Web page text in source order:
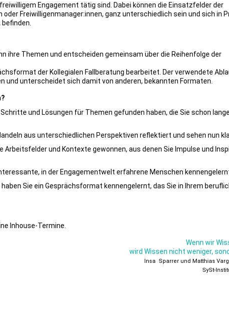
Engagement tätig sind. Dabei können die Einsatzfelder der
Freiwilligenmanager:innen, ganz unterschiedlich sein und sich in
ihre Themen und entscheiden gemeinsam über die Reihenfolge der
der Kollegialen Fallberatung bearbeitet. Der verwendete
und unterscheidet sich damit von anderen, bekannten Formaten.
und Lösungen für Themen gefunden haben, die Sie schon lange
aus unterschiedlichen Perspektiven reflektiert und sehen nun
Arbeitsfelder und Kontexte gewonnen, aus denen Sie Impulse und
in der Engagementwelt erfahrene Menschen
Sie ein Gesprächsformat kennengelernt, das Sie in Ihrem
online Inhouse-Termine.
Wenn wir
wird Wissen nicht weniger,
Insa Sparrer und Matthias
SySt-